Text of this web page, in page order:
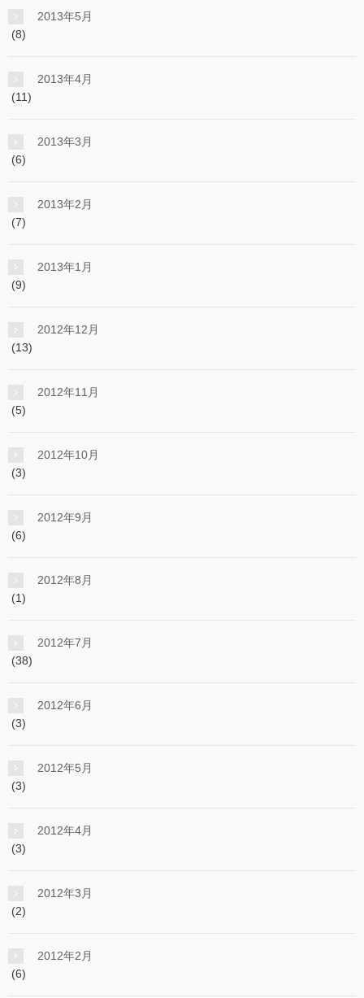
2013年5月
(8)
2013年4月
(11)
2013年3月
(6)
2013年2月
(7)
2013年1月
(9)
2012年12月
(13)
2012年11月
(5)
2012年10月
(3)
2012年9月
(6)
2012年8月
(1)
2012年7月
(38)
2012年6月
(3)
2012年5月
(3)
2012年4月
(3)
2012年3月
(2)
2012年2月
(6)